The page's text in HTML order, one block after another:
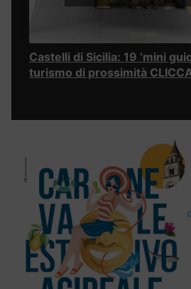
Castelli di Sicilia: 19 ‘mini
turismo di prossimità CLICCA